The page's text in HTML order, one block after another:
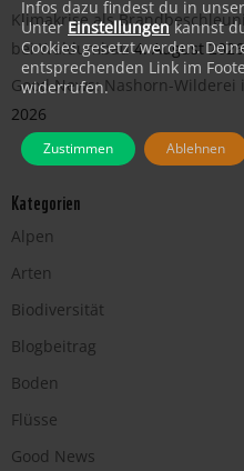
Klimakrise als
bei Waldumbau 4. August 2026
Good News: Nashorn-
2026
Kategorien
Alpen
Arten
Biodiversität
Blogbeitrag
Boden
Flüsse
Good News
Infos dazu findest du in
Unter Einstellungen kannst
Cookies gesetzt werden.
entsprechenden Link im
widerrufen.
Zustimmen Ablehnen